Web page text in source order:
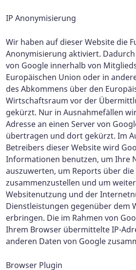
IP Anonymisierung
Wir haben auf dieser Website die
Anonymisierung aktiviert.
von Google innerhalb von
Europäischen Union oder in
des Abkommens über den
Wirtschaftsraum vor der
gekürzt. Nur in Ausnahmefällen
Adresse an einen Server von
übertragen und dort gekürzt. Im
Betreibers dieser Website wird
Informationen benutzen, um Ihre
auszuwerten, um Reports über
zusammenzustellen und um
Websitenutzung und der
Dienstleistungen gegenüber dem
erbringen. Die im Rahmen von
Ihrem Browser übermittelte IP-
anderen Daten von Google
Browser Plugin